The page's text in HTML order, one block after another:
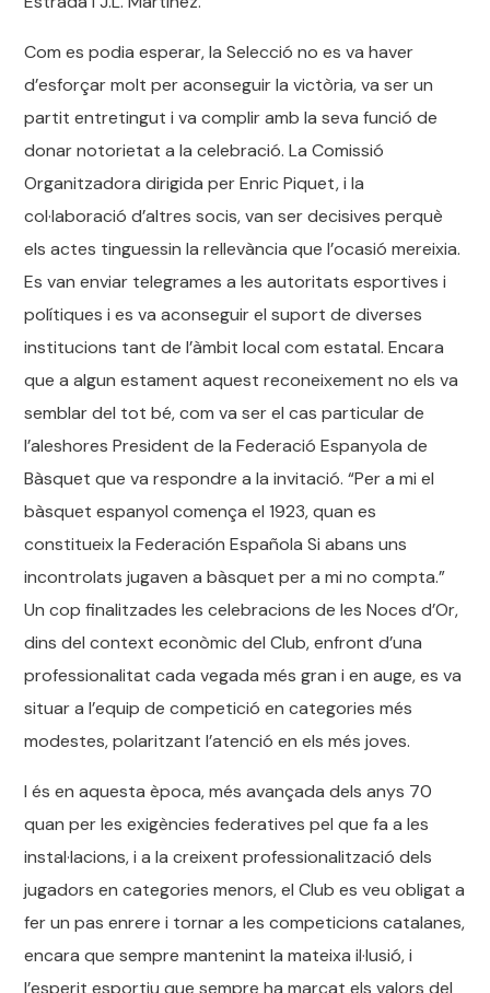
Com es podia esperar, la Selecció no es va haver
d’esforçar molt per aconseguir la victòria, va ser un
partit entretingut i va complir amb la seva funció de
donar notorietat a la celebració. La Comissió
Organitzadora dirigida per Enric Piquet, i la
col·laboració d’altres socis, van ser decisives perquè
els actes tinguessin la rellevància que l’ocasió mereixia.
Es van enviar telegrames a les autoritats esportives i
polítiques i es va aconseguir el suport de diverses
institucions tant de l’àmbit local com estatal. Encara
que a algun estament aquest reconeixement no els va
semblar del tot bé, com va ser el cas particular de
l’aleshores President de la Federació Espanyola de
Bàsquet que va respondre a la invitació. “Per a mi el
bàsquet espanyol comença el 1923, quan es
constitueix la Federación Española Si abans uns
incontrolats jugaven a bàsquet per a mi no compta.”
Un cop finalitzades les celebracions de les Noces d’Or,
dins del context econòmic del Club, enfront d’una
professionalitat cada vegada més gran i en auge, es va
situar a l’equip de competició en categories més
modestes, polaritzant l’atenció en els més joves.
I és en aquesta època, més avançada dels anys 70
quan per les exigències federatives pel que fa a les
instal·lacions, i a la creixent professionalització dels
jugadors en categories menors, el Club es veu obligat a
fer un pas enrere i tornar a les competicions catalanes,
encara que sempre mantenint la mateixa il·lusió, i
l’esperit esportiu que sempre ha marcat els valors del